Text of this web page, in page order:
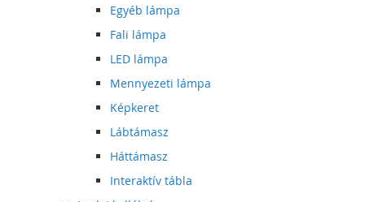
Egyéb lámpa
Fali lámpa
LED lámpa
Mennyezeti lámpa
Képkeret
Lábtámasz
Háttámasz
Interaktív tábla